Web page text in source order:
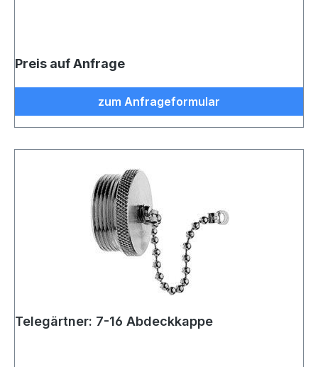
Preis auf Anfrage
zum Anfrageformular
Telegärtner: 7-16 Abdeckkappe